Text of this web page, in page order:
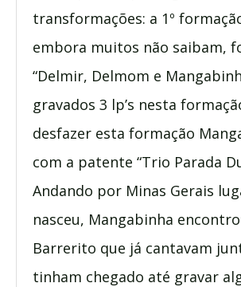
transformações: a 1º
embora muitos não saibam,
“Delmir, Delmom e
gravados 3 lp’s nesta
desfazer esta formação
com a patente “Trio Parada
Andando por Minas Gerais
nasceu, Mangabinha
Barrerito que já cantavam
tinham chegado até gravar